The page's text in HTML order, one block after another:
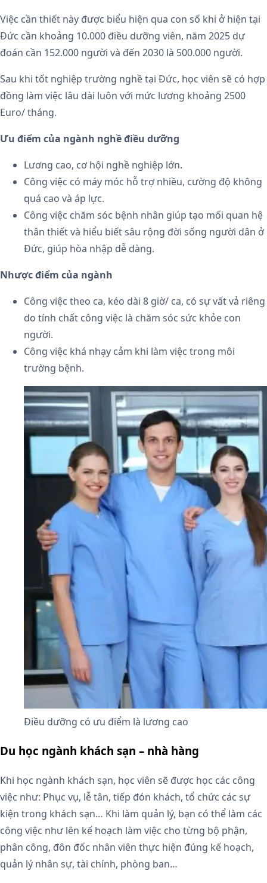
Việc cần thiết này được biểu hiện qua con số khi ở hiện tại
Đức cần khoảng 10.000 điều dưỡng viên, năm 2025 dự
đoán cần 152.000 người và đến 2030 là 500.000 người.
Sau khi tốt nghiệp trường nghề tại Đức, học viên sẽ có hợp
đồng làm việc lâu dài luôn với mức lương khoảng 2500
Euro/ tháng.
Ưu điểm của ngành nghề điều dưỡng
Lương cao, cơ hội nghề nghiệp lớn.
Công việc có máy móc hỗ trợ nhiều, cường độ không
quá cao và áp lực.
Công việc chăm sóc bệnh nhân giúp tạo mối quan hệ
thân thiết và hiểu biết sâu rộng đời sống người dân ở
Đức, giúp hòa nhập dễ dàng.
Nhược điểm của ngành
Công việc theo ca, kéo dài 8 giờ/ ca, có sự vất vả riêng
do tính chất công việc là chăm sóc sức khỏe con
người.
Công việc khá nhạy cảm khi làm việc trong môi
trường bệnh.
Điều dưỡng có ưu điểm là lương cao
Du học ngành khách sạn – nhà hàng
Khi học ngành khách sạn, học viên sẽ được học các công
việc như: Phục vụ, lễ tân, tiếp đón khách, tổ chức các sự
kiện trong khách sạn… Khi làm quản lý, bạn có thể làm các
công việc như lên kế hoạch làm việc cho từng bộ phận,
phân công, đôn đốc nhân viên thực hiện đúng kế hoạch,
quản lý nhân sự, tài chính, phòng ban…